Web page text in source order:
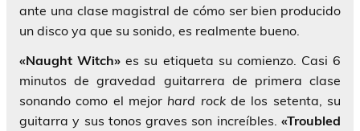
ante una clase magistral de cómo ser bien producido
un disco ya que su sonido, es realmente bueno.
«Naught Witch» es su etiqueta su comienzo. Casi 6
minutos de gravedad guitarrera de primera clase
sonando como el mejor hard rockde los setenta, su
guitarra y sus tonos graves son increíbles. «Troubled